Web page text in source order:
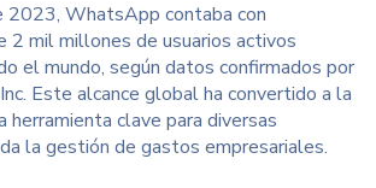
2023, WhatsApp contaba con
2 mil millones de usuarios activos
el mundo, según datos confirmados por
Este alcance global ha convertido a la
herramienta clave para diversas
la gestión de gastos empresariales.